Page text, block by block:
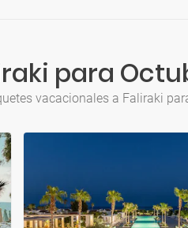
para
vacacionales a Faliraki